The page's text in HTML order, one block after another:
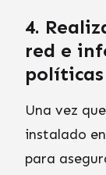
4.
red e
Una vez
instalado
para